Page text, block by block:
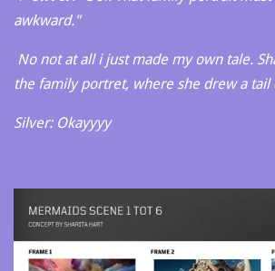
awkward."
No not at all i just made my own tale.
the family portret, where she drew a tail
Silver: Okayyyy